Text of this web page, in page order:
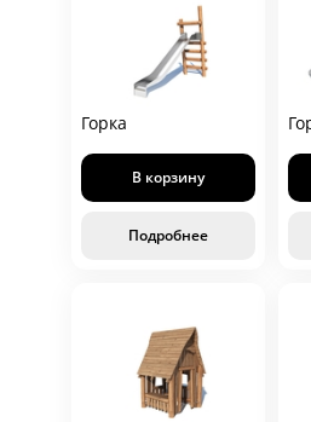
Горка
В корзину
Подробнее